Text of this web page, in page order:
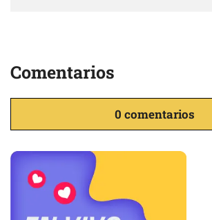
Comentarios
0 comentarios